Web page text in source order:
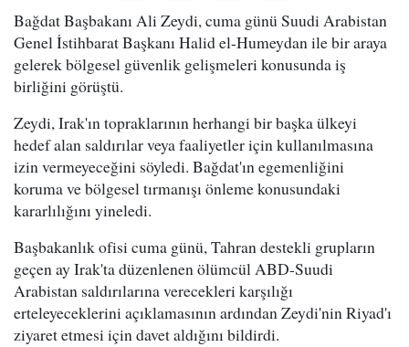
Bağdat Başbakanı Ali Zeydi, cuma günü Suudi Arabistan
Genel İstihbarat Başkanı Halid el-Humeydan ile bir araya
gelerek bölgesel güvenlik gelişmeleri konusunda iş
birliğini görüştü.
Zeydi, Irak'ın topraklarının herhangi bir başka ülkeyi
hedef alan saldırılar veya faaliyetler için kullanılmasına
izin vermeyeceğini söyledi. Bağdat'ın egemenliğini
koruma ve bölgesel tırmanışı önleme konusundaki
kararlılığını yineledi.
Başbakanlık ofisi cuma günü, Tahran destekli grupların
geçen ay Irak'ta düzenlenen ölümcül ABD-Suudi
Arabistan saldırılarına verecekleri karşılığı
erteleyeceklerini açıklamasının ardından Zeydi'nin Riyad'ı
ziyaret etmesi için davet aldığını bildirdi.